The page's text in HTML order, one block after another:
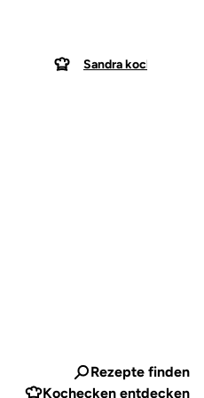
Sandra kocht
Rezepte finden
Kochecken entdecken